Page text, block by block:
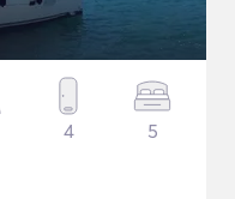
4 5